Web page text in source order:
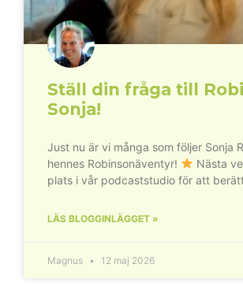
Ställ din fråga till
Sonja!
Just nu är vi många som följer Sonja
hennes Robinsonäventyr!
Nästa
plats i vår podcaststudio för att
LÄS BLOGGINLÄGGET »
Magnus 12 maj 2026